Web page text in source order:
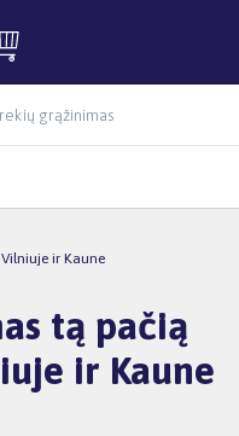
grąžinimas
ir Kaune
tą pačią
ir Kaune